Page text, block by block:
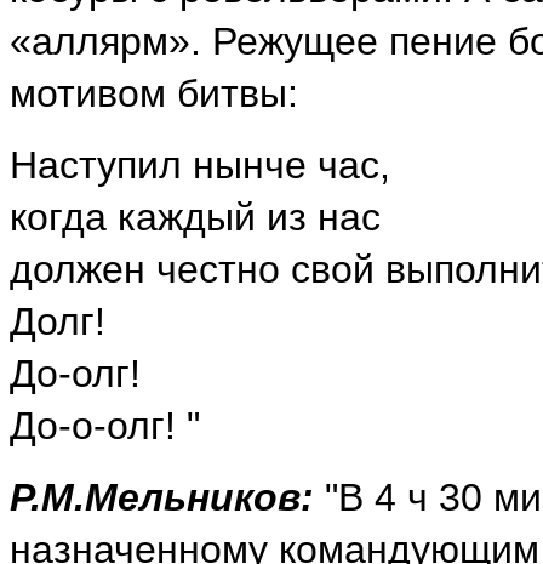
«аллярм». Режущее пение
мотивом битвы:
Наступил нынче час,
когда каждый из нас
должен честно свой
Долг!
До-олг!
До-о-олг! "
Р.М.Мельников: "В 4 ч 30
назначенному